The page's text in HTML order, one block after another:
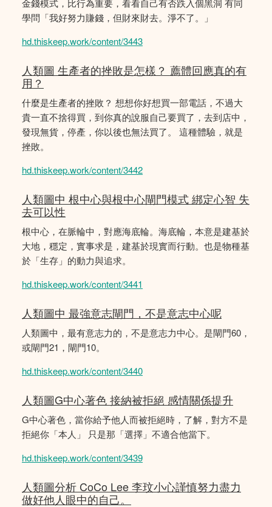
金錢模式，比行為重要，看看自己有否跌入個黑洞 有同
學問「我好努力賺錢，但財來財去。淨不了。」
hd.thiskeep.work/content/3443
人類圖 生產者的挫敗是怎樣？ 薦體回應真的有
用？
什麼是生產者的挫敗？ 想想你好想買一部電話，不過大
貴一直不捨得買，到你真的說服自己要買了，去到店中，
發現無貨，停產，你以後也無法買了。 這種體驗，就是
挫敗。
hd.thiskeep.work/content/3442
人類圖中 根中心與根中心閘門模式 綁定心智 失
去可以性
根中心，在脈輪中，對應海底輪。海底輪，本意是建基於
大地，穩定，實事求是，建基於現實而行動。也是物種基
於「生存」的動力與追求。
hd.thiskeep.work/content/3441
人類圖中 最強意志閘門，不是意志中心呢
人類圖中，最有意志力的，不是意志力中心。是閘門60，
或閘門21，閘門10。
hd.thiskeep.work/content/3440
人類圖G中心著色 接納被拒絕 感情關係提升
G中心著色，當你給予他人而被拒絕時，了解，對方不是
拒絕你「本人」 只是那「選擇」不適合他當下。
hd.thiskeep.work/content/3439
人類圖分析 CoCo Lee 李玟小心謹慎努力盡力
做好他人眼中的自己。